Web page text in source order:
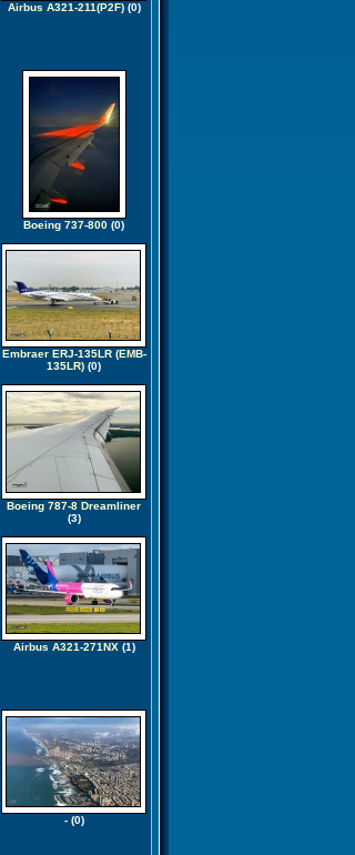
Airbus A321-211(P2F)(0)
Boeing 737-800 (0)
Embraer ERJ-135LR (EMB-
135LR) (0)
Boeing 787-8 Dreamliner
(3)
Airbus A321-271NX(1)
-(0)